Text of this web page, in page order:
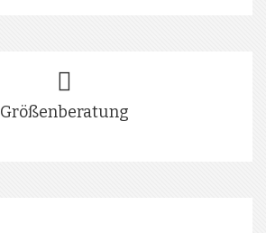
Größenberatung